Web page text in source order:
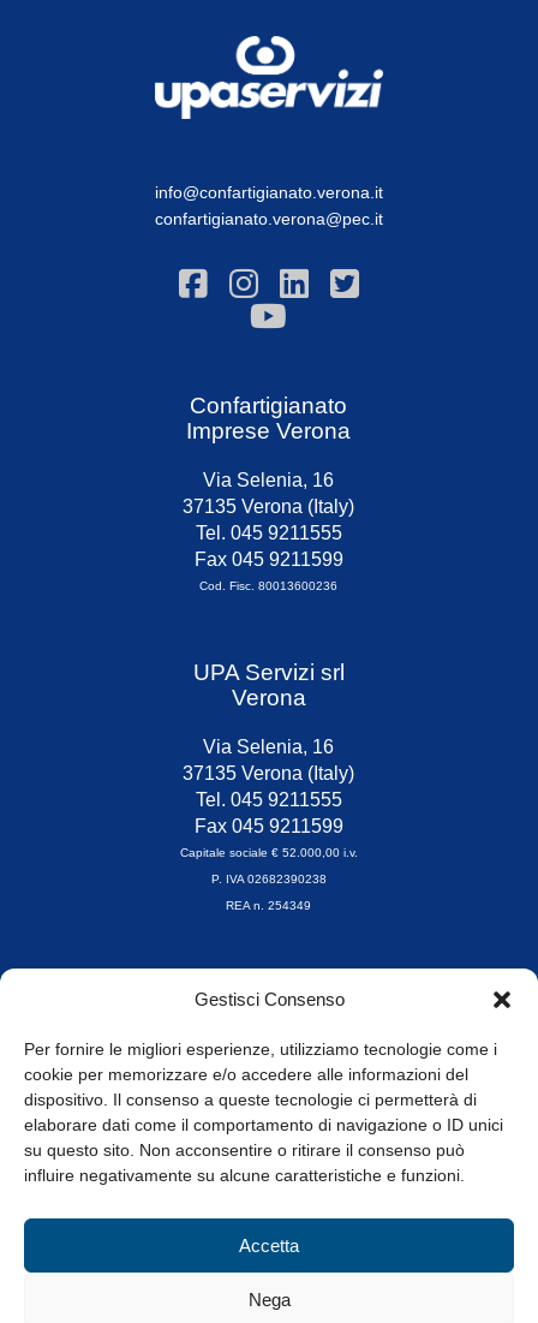
Gestisci Consenso
Per fornire le migliori esperienze, utilizziamo tecnologie come i
cookie per memorizzare e/o accedere alle informazioni del
dispositivo. Il consenso a queste tecnologie ci permetterà di
elaborare dati come il comportamento di navigazione o ID unici
su questo sito. Non acconsentire o ritirare il consenso può
influire negativamente su alcune caratteristiche e funzioni.
Accetta
Nega
info@confartigianato.verona.it
confartigianato.verona@pec.it
Confartigianato
Imprese Verona
Via Selenia, 16
37135 Verona (Italy)
Tel. 045 9211555
Fax 045 9211599
Cod. Fisc. 80013600236
UPA Servizi srl
Verona
Via Selenia, 16
37135 Verona (Italy)
Tel. 045 9211555
Fax 045 9211599
Capitale sociale € 52.000,00 i.v.
P. IVA 02682390238
REA n. 254349
Orari di apertura
8.30-13.00 / 14.00-17.30
Whistleblowing
© Tutti i diritti riservati
Privacy Policy e Cookie|Informativa Cookie